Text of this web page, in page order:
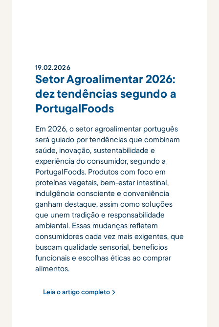
19.02.2026
Setor Agroalimentar 2026:
dez tendências segundo a
PortugalFoods
Em 2026, o setor agroalimentar português
será guiado por tendências que combinam
saúde, inovação, sustentabilidade e
experiência do consumidor, segundo a
PortugalFoods. Produtos com foco em
proteínas vegetais, bem-estar intestinal,
indulgência consciente e conveniência
ganham destaque, assim como soluções
que unem tradição e responsabilidade
ambiental. Essas mudanças refletem
consumidores cada vez mais exigentes, que
buscam qualidade sensorial, benefícios
funcionais e escolhas éticas ao comprar
alimentos.
Leia o artigo completo